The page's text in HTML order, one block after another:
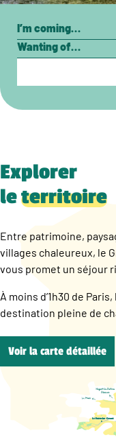
Explorer
leterritoire
Entre patrimoine,
villages chaleureux, le
vous promet un séjour
À moins d’1h30 de
destination pleine de
Voir la carte détaillée